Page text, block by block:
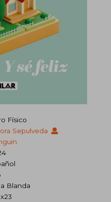
Físico
Sepulveda
Blanda